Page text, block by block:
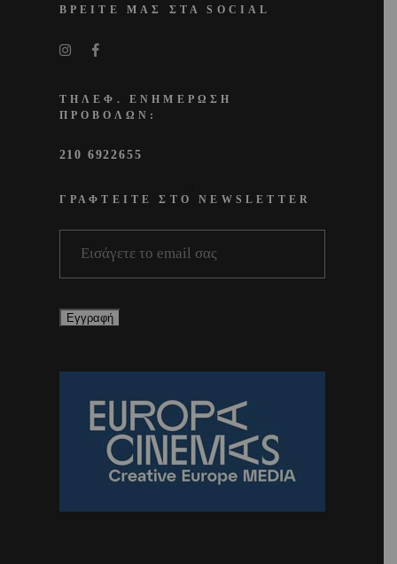
ΒΡΕΙΤΕ ΜΑΣ ΣΤΑ SOCIAL
ΤΗΛΕΦ. ΕΝΗΜΕΡΩΣΗ
ΠΡΟΒΟΛΩΝ:
210 6922655
ΓΡΑΦΤΕΙΤΕ ΣΤΟ NEWSLETTER